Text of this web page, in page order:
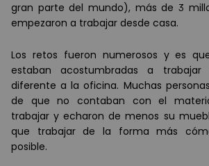
gran parte del mundo), más de 3
empezaron a trabajar desde casa.
Los retos fueron numerosos y es
estaban acostumbradas a
diferente a la oficina. Muchas
de que no contaban con el
trabajar y echaron de menos su
que trabajar de la forma más c
posible.